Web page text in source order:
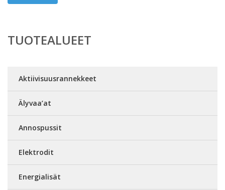
TUOTEALUEET
Aktiivisuusrannekkeet
Älyvaa’at
Annospussit
Elektrodit
Energialisät